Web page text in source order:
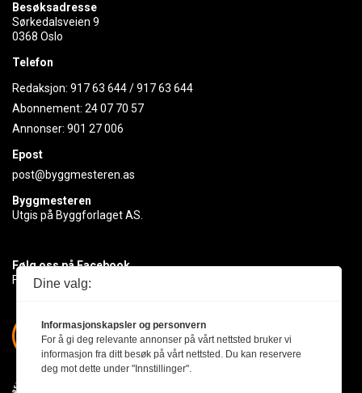
Besøksadresse
Sørkedalsveien 9
0368 Oslo
Telefon
Redaksjon: 917 63 644/917 63 644
Abonnement: 24 07 70 57
Annonser: 901 27 006
Epost
post@byggmesteren.as
Byggmesteren
Utgis på Byggforlaget AS.
Følg oss på Facebook
Få med deg det siste innen byggebransjen
Dine valg:
Informasjonskapsler og personvern
For å gi deg relevante annonser på vårt nettsted bruker vi
informasjon fra ditt besøk på vårt nettsted. Du kan reservere
deg mot dette under "Innstillinger".